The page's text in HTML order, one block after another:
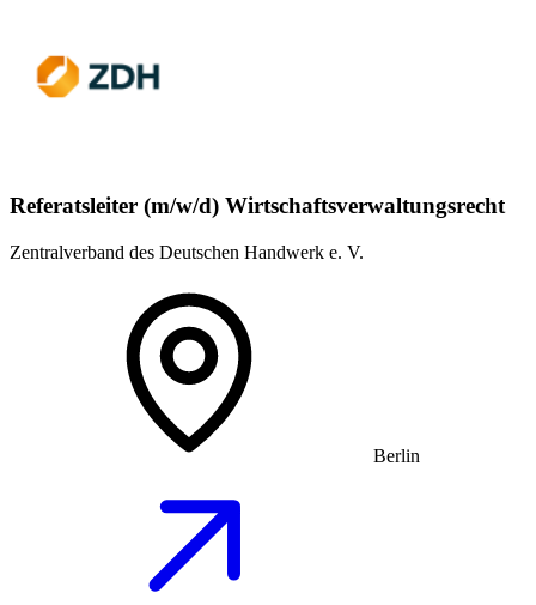
Referatsleiter (m/w/d) Wirtschaftsverwaltungsrecht
Zentralverband des Deutschen Handwerk e. V.
Berlin